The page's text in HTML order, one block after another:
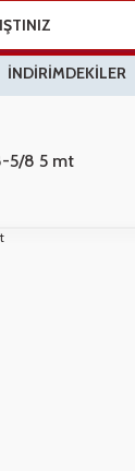
İNDİRİMDEKİLER
5/8 5 mt